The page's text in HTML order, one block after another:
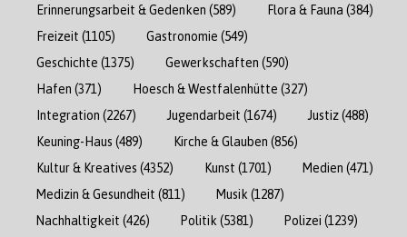
Erinnerungsarbeit & Gedenken (589) Flora & Fauna (384)
Freizeit (1105) Gastronomie (549)
Geschichte (1375) Gewerkschaften (590)
Hafen (371) Hoesch & Westfalenhütte (327)
Integration (2267) Jugendarbeit (1674) Justiz(488)
Keuning-Haus (489) Kirche & Glauben (856)
Kultur & Kreatives (4352) Kunst (1701) Medien (471)
Medizin & Gesundheit (811) Musik (1287)
Nachhaltigkeit (426) Politik (5381) Polizei (1239)